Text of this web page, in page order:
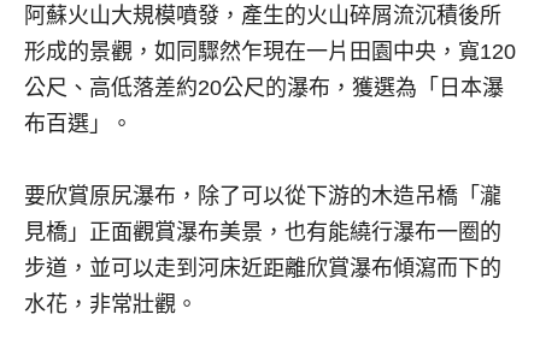
阿蘇火山大規模噴發，產生的火山碎屑流沉積後所
形成的景觀，如同驟然乍現在一片田園中央，寬120
公尺、高低落差約20公尺的瀑布，獲選為「日本瀑
布百選」。
要欣賞原尻瀑布，除了可以從下游的木造吊橋「瀧
見橋」正面觀賞瀑布美景，也有能繞行瀑布一圈的
步道，並可以走到河床近距離欣賞瀑布傾瀉而下的
水花，非常壯觀。